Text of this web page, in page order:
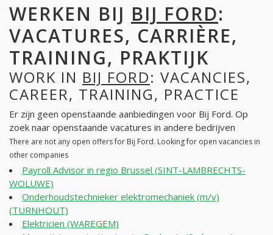
WERKEN BIJ BIJ FORD:
VACATURES, CARRIÈRE,
TRAINING, PRAKTIJK
WORK IN BIJ FORD: VACANCIES,
CAREER, TRAINING, PRACTICE
Er zijn geen openstaande aanbiedingen voor Bij Ford. Op
zoek naar openstaande vacatures in andere bedrijven
There are not any open offers for Bij Ford. Looking for open vacancies in
other companies
Payroll Advisor in regio Brussel (SINT-LAMBRECHTS-
WOLUWE)
Onderhoudstechnieker elektromechaniek (m/v)
(TURNHOUT)
Elektricien (WAREGEM)